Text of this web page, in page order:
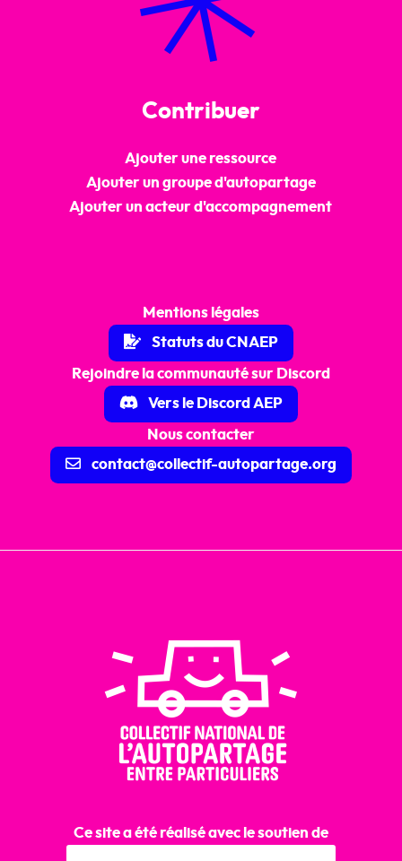
Contribuer
Ajouter une ressource
Ajouter un groupe d'autopartage
Ajouter un acteur d'accompagnement
Mentions légales
Statuts du CNAEP
Rejoindre la communauté sur Discord
Vers le Discord AEP
Nous contacter
contact@collectif-autopartage.org
Ce site a été réalisé avec le soutien de